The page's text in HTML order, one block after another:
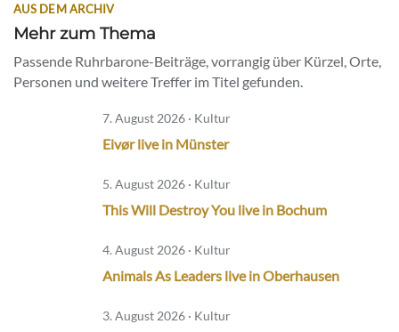
AUS DEM ARCHIV
Mehr zum Thema
Passende Ruhrbarone-Beiträge, vorrangig über Kürzel, Orte,
Personen und weitere Treffer im Titel gefunden.
7. August 2026 · Kultur
Eivør live in Münster
5. August 2026 · Kultur
This Will Destroy You live in Bochum
4. August 2026 · Kultur
Animals As Leaders live in Oberhausen
3. August 2026 · Kultur